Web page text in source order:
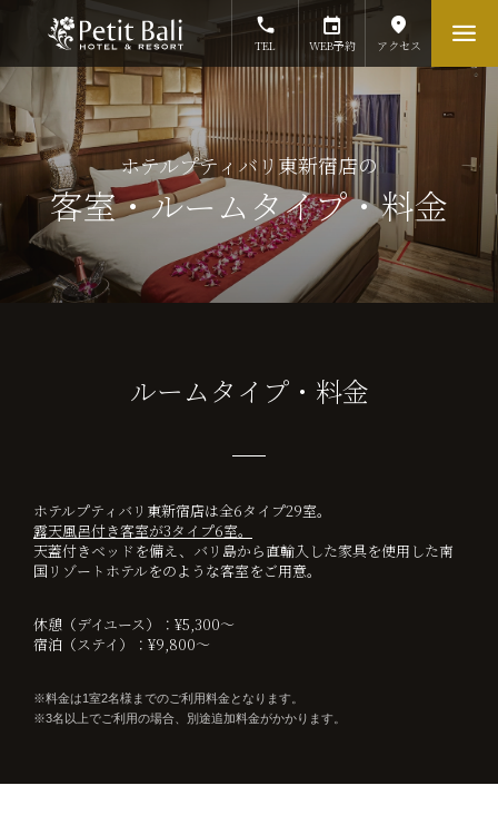
TEL WEB予約 アクセス
ホテルプティバリ東新宿店の
客室・ルームタイプ・料金
ルームタイプ・料金
ホテルプティバリ東新宿店は全6タイプ29室。
露天風呂付き客室が3タイプ6室。
天蓋付きベッドを備え、バリ島から直輸入した家具を使用した南
国リゾートホテルをのような客室をご用意。
休憩（デイユース）：¥5,300～
宿泊（ステイ）：¥9,800～
料金は1室2名様までのご利用料金となります。
3名以上でご利用の場合、別途追加料金がかかります。